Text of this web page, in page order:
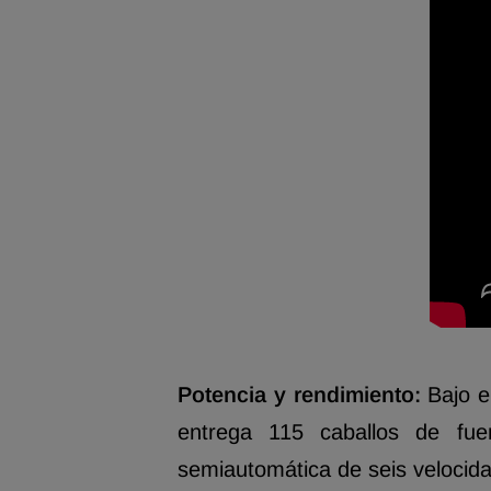
Potencia y rendimiento: Bajo
entrega 115 caballos de
semiautomática de seis